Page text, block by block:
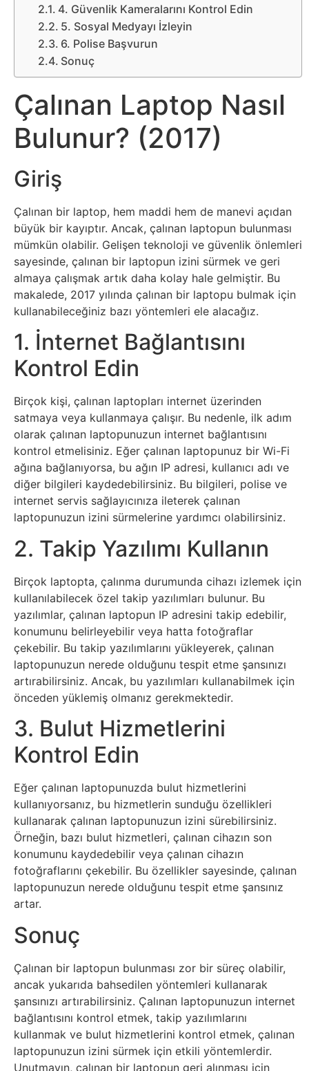
Bitkiler
Çizgi
Film
Diğer
Sosyal
Medyalar
Din
Dokümanlar
Domain
Download
E-
Devlet
Eğitim
Elektronik
Cihazlar
Facebook
Felsefe
Finans
Genel
Gezi
Gizem
Grafik
&
Tasarım
Güvenlik
Haber
Hayvanlar
Hobi
Hosting
Hukuk
İnstagram
4. Güvenlik Kameralarını Kontrol Edin
5. Sosyal Medyayı İzleyin
6. Polise Başvurun
Sonuç
Çalınan Laptop Nasıl
Bulunur? (2017)
Giriş
Çalınan bir laptop, hem maddi hem de manevi açıdan
büyük bir kayıptır. Ancak, çalınan laptopun bulunması
mümkün olabilir. Gelişen teknoloji ve güvenlik önlemleri
sayesinde, çalınan bir laptopun izini sürmek ve geri
almaya çalışmak artık daha kolay hale gelmiştir. Bu
makalede, 2017 yılında çalınan bir laptopu bulmak için
kullanabileceğiniz bazı yöntemleri ele alacağız.
1. İnternet Bağlantısını
Kontrol Edin
Birçok kişi, çalınan laptopları internet üzerinden
satmaya veya kullanmaya çalışır. Bu nedenle, ilk adım
olarak çalınan laptopunuzun internet bağlantısını
kontrol etmelisiniz. Eğer çalınan laptopunuz bir Wi-Fi
ağına bağlanıyorsa, bu ağın IP adresi, kullanıcı adı ve
diğer bilgileri kaydedebilirsiniz. Bu bilgileri, polise ve
internet servis sağlayıcınıza ileterek çalınan
laptopunuzun izini sürmelerine yardımcı olabilirsiniz.
2. Takip Yazılımı Kullanın
Birçok laptopta, çalınma durumunda cihazı izlemek için
kullanılabilecek özel takip yazılımları bulunur. Bu
yazılımlar, çalınan laptopun IP adresini takip edebilir,
konumunu belirleyebilir veya hatta fotoğraflar
çekebilir. Bu takip yazılımlarını yükleyerek, çalınan
laptopunuzun nerede olduğunu tespit etme şansınızı
artırabilirsiniz. Ancak, bu yazılımları kullanabilmek için
önceden yüklemiş olmanız gerekmektedir.
3. Bulut Hizmetlerini
Kontrol Edin
Eğer çalınan laptopunuzda bulut hizmetlerini
kullanıyorsanız, bu hizmetlerin sunduğu özellikleri
kullanarak çalınan laptopunuzun izini sürebilirsiniz.
Örneğin, bazı bulut hizmetleri, çalınan cihazın son
konumunu kaydedebilir veya çalınan cihazın
fotoğraflarını çekebilir. Bu özellikler sayesinde, çalınan
laptopunuzun nerede olduğunu tespit etme şansınız
artar.
Sonuç
Çalınan bir laptopun bulunması zor bir süreç olabilir,
ancak yukarıda bahsedilen yöntemleri kullanarak
şansınızı artırabilirsiniz. Çalınan laptopunuzun internet
bağlantısını kontrol etmek, takip yazılımlarını
kullanmak ve bulut hizmetlerini kontrol etmek, çalınan
laptopunuzun izini sürmek için etkili yöntemlerdir.
Unutmayın, çalınan bir laptopun geri alınması için